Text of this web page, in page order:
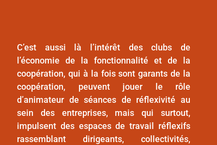
C’est aussi là l’intérêt des clubs de
l’économie de la fonctionnalité et de la
coopération, qui à la fois sont garants de la
coopération, peuvent jouer le rôle
d’animateur de séances de réflexivité au
sein des entreprises, mais qui surtout,
impulsent des espaces de travail réflexifs
rassemblant dirigeants, collectivités,